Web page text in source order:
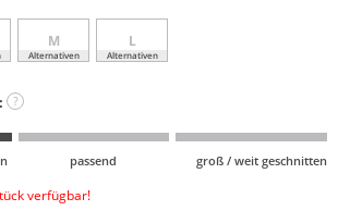
M
Alternativen
L
Alternativen
?
passend groß / weit geschnitten
verfügbar!